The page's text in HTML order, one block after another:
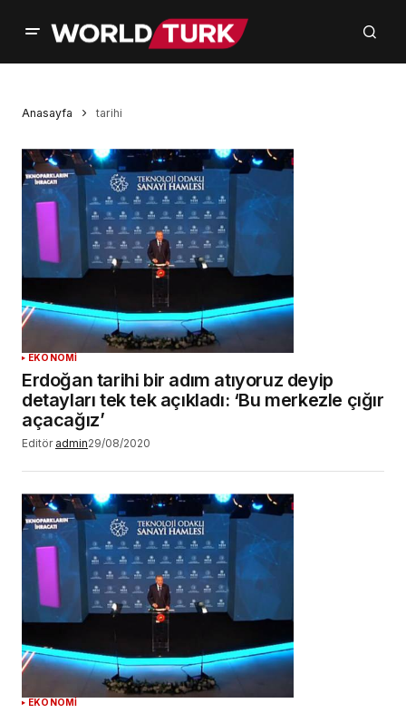
Anasayfa tarihi
EKONOMİ
Erdoğan tarihi bir adım atıyoruz deyip
detayları tek tek açıkladı: ‘Bu merkezle çığır
açacağız’
Editör admin29/08/2020
EKONOMİ